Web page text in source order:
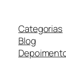
Categorias
Blog